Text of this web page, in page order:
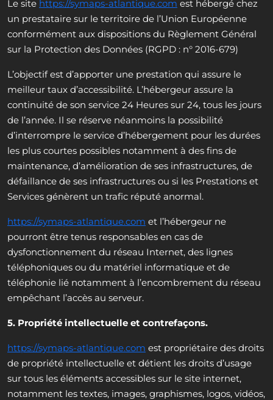
Le site https://symaps-atlantique.com est hébergé chez
un prestataire sur le territoire de l’Union Européenne
conformément aux dispositions du Règlement Général
sur la Protection des Données (RGPD : n° 2016-679)
L’objectif est d’apporter une prestation qui assure le
meilleur taux d’accessibilité. L’hébergeur assure la
continuité de son service 24 Heures sur 24, tous les jours
de l’année. Il se réserve néanmoins la possibilité
d’interrompre le service d’hébergement pour les durées
les plus courtes possibles notamment à des fins de
maintenance, d’amélioration de ses infrastructures, de
défaillance de ses infrastructures ou si les Prestations et
Services génèrent un trafic réputé anormal.
https://symaps-atlantique.com et l’hébergeur ne
pourront être tenus responsables en cas de
dysfonctionnement du réseau Internet, des lignes
téléphoniques ou du matériel informatique et de
téléphonie lié notamment à l’encombrement du réseau
empêchant l’accès au serveur.
5. Propriété intellectuelle et contrefaçons.
https://symaps-atlantique.com est propriétaire des droits
de propriété intellectuelle et détient les droits d’usage
sur tous les éléments accessibles sur le site internet,
notamment les textes, images, graphismes, logos, vidéos,